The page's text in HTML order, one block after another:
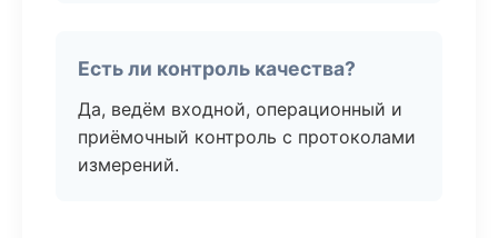
Есть ли контроль качества?
Да, ведём входной, операционный и
приёмочный контроль с протоколами
измерений.